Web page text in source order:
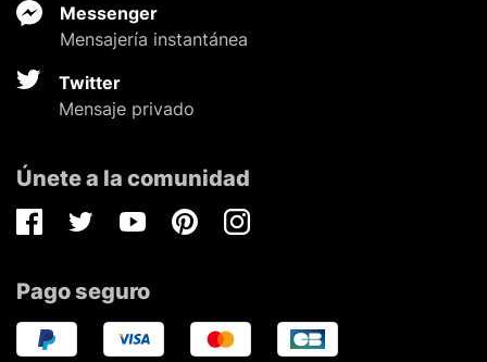
Messenger
Mensajería instantánea
Twitter
Mensaje privado
Únete a la comunidad
FacebookTwitterYoutubePinterestInstagram
Pago seguro